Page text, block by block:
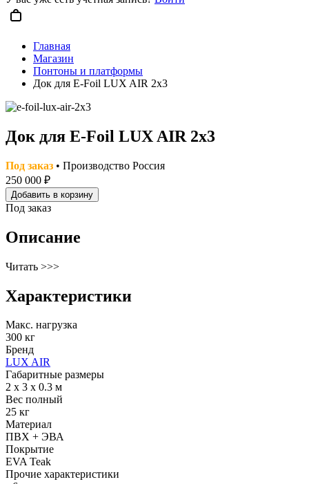
Главная
Магазин
Понтоны и платформы
Док для E-Foil LUX AIR 2x3
Док для E-Foil LUX AIR 2x3
Под заказ • Производство Россия
250 000 ₽
Добавить в корзину
Под заказ
Описание
Читать >>>
Характеристики
Макс. нагрузка
300 кг
Бренд
LUX AIR
Габаритные размеры
2 х 3 х 0.3 м
Вес полный
25 кг
Материал
ПВХ + ЭВА
Покрытие
EVA Teak
Прочие характеристики